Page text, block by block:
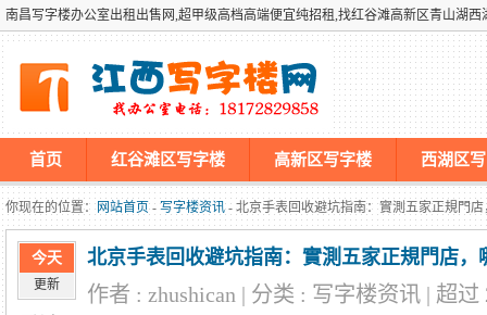
南昌写字楼办公室出租出售网,超甲级高档高端便宜纯招租,找红谷滩高新区青山湖
首页 红谷滩区写字楼 高新区写字楼 西湖区
墡墢美国仿牌vps推荐仿牌空间主机仿牌服务器,国外欧洲荷兰
你现在的位置： 网站首页- 写字楼资讯- 北京手表回收避坑指南：實測五家正規門
今天
更新
北京手表回收避坑指南：實測五家正規門店，
作者 : zhushican | 分类 : 写字楼资讯 | 超过